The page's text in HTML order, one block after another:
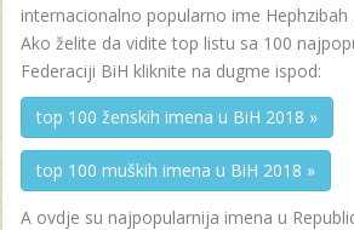
internacionalno popularno ime Hephzibah .
Ako želite da vidite top listu sa 100
Federaciji BiH kliknite na dugme ispod:
top 100 ženskih imena u BiH 2018 »
top 100 muških imena u BiH 2018 »
A ovdje su najpopularnija imena u